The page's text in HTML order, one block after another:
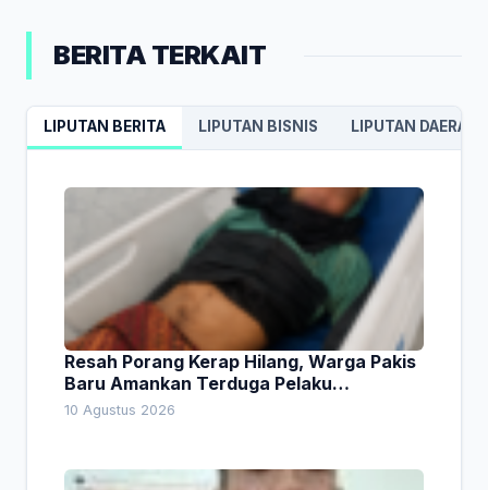
BERITA TERKAIT
LIPUTAN BERITA LIPUTAN BISNIS LIPUTAN DAERAH
Resah Porang Kerap Hilang, Warga Pakis
Baru Amankan Terduga Pelaku
Pencurian
10 Agustus 2026